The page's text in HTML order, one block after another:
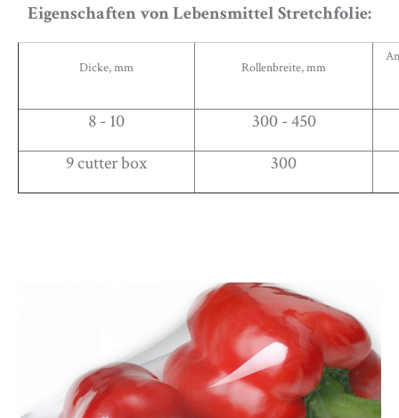
Eigenschaften von Lebensmittel Stretchfolie:
Dicke, mm Rollenbreite, mm
8 - 10
300 - 450
9 cutter box
300